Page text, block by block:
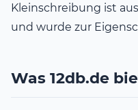
Kleinschreibung ist
und wurde zur
Was 12db.de